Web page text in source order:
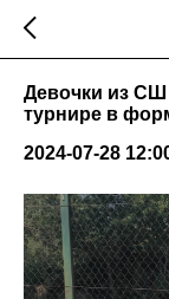
Девочки из СШ
турнире в
2024-07-28